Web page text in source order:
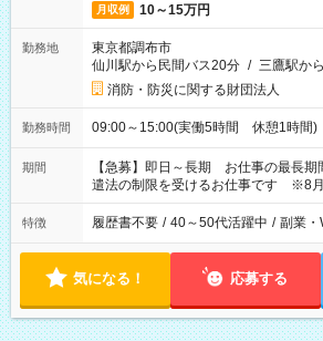
月収例 10～15万円
勤務地
東京都調布市
仙川駅から民間バス20分 / 三鷹駅か
消防・防災に関する財団法人
勤務時間 09:00～15:00(実働5時間 休憩1時間
期間
【急募】即日～長期 お仕事の最長
遣法の制限を受けるお仕事です ※8月
特徴 履歴書不要 / 40～50代活躍中 / 副業・
気になる！ 応募する